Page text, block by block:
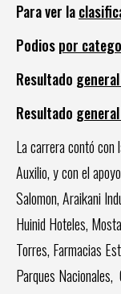
Para ver la
Podiospor
Resultado
Resultado
La carrera contó con
Auxilio, y con el
Salomon, Araikani
Huinid Hoteles,
Torres, Farmacias
Parques